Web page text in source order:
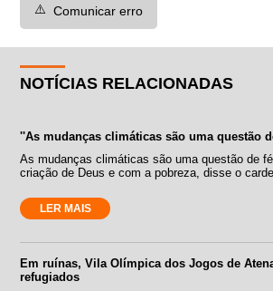
⚠️ Comunicar erro
NOTÍCIAS RELACIONADAS
''As mudanças climáticas são uma questão
As mudanças climáticas são uma questão de
criação de Deus e com a pobreza, disse o
LER MAIS
Em ruínas, Vila Olímpica dos Jogos de
refugiados